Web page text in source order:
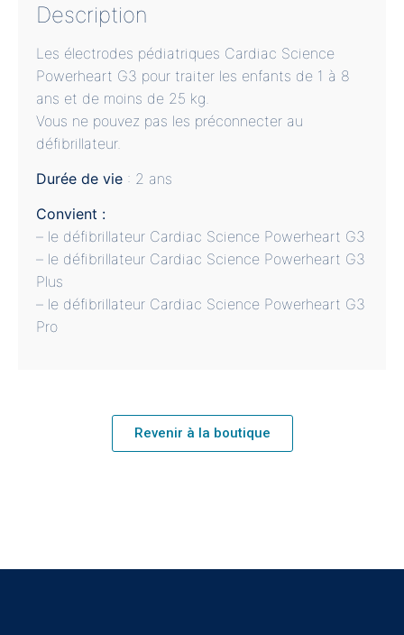
Description
Les électrodes pédiatriques Cardiac Science
Powerheart G3 pour traiter les enfants de 1 à 8
ans et de moins de 25 kg.
Vous ne pouvez pas les préconnecter au
défibrillateur.
Durée de vie : 2 ans
Convient :
– le défibrillateur Cardiac Science Powerheart G3
– le défibrillateur Cardiac Science Powerheart G3
Plus
– le défibrillateur Cardiac Science Powerheart G3
Pro
Revenir à la boutique